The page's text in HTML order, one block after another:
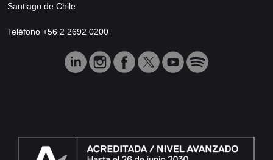
Santiago de Chile
Teléfono +56 2 2692 0200